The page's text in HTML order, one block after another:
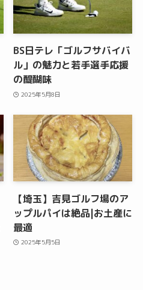
BS日テレ「ゴルフサバイバ
ル」の魅力と若手選手応援
の醍醐味
2025年5月8日
【埼玉】吉見ゴルフ場のア
ップルパイは絶品|お土産に
最適
2025年5月5日